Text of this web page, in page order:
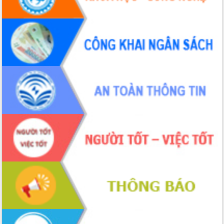
Định vị cà phê Việt Nam như một “di
sản sống” trong dòng chảy toàn cầu
Xây dựng nông thôn mới: Nâng cao đời
sống người dân từ những mô hình thiết
thực
Quyết liệt tháo gỡ vướng mắc, đẩy
nhanh tiến độ các dự án trọng điểm
trong Khu kinh tế Nam Phú Yên
Hòn Yến phát triển du lịch gắn với bảo
tồn biển
Lấy ý kiến điều chỉnh Quy hoạch tỉnh
Đắk Lắk thời kỳ 2021-2030, tầm nhìn
đến năm 2050
Phát động chiến dịch 30 ngày đêm
giải phóng mặt bằng Tuyến đường bộ
ven biển
Đắk Lắk nỗ lực thúc đẩy tăng trưởng
kinh tế từ 10% trở lên trong Quý
II/2026
Đắk Lắk ký kết thỏa thuận hợp tác về